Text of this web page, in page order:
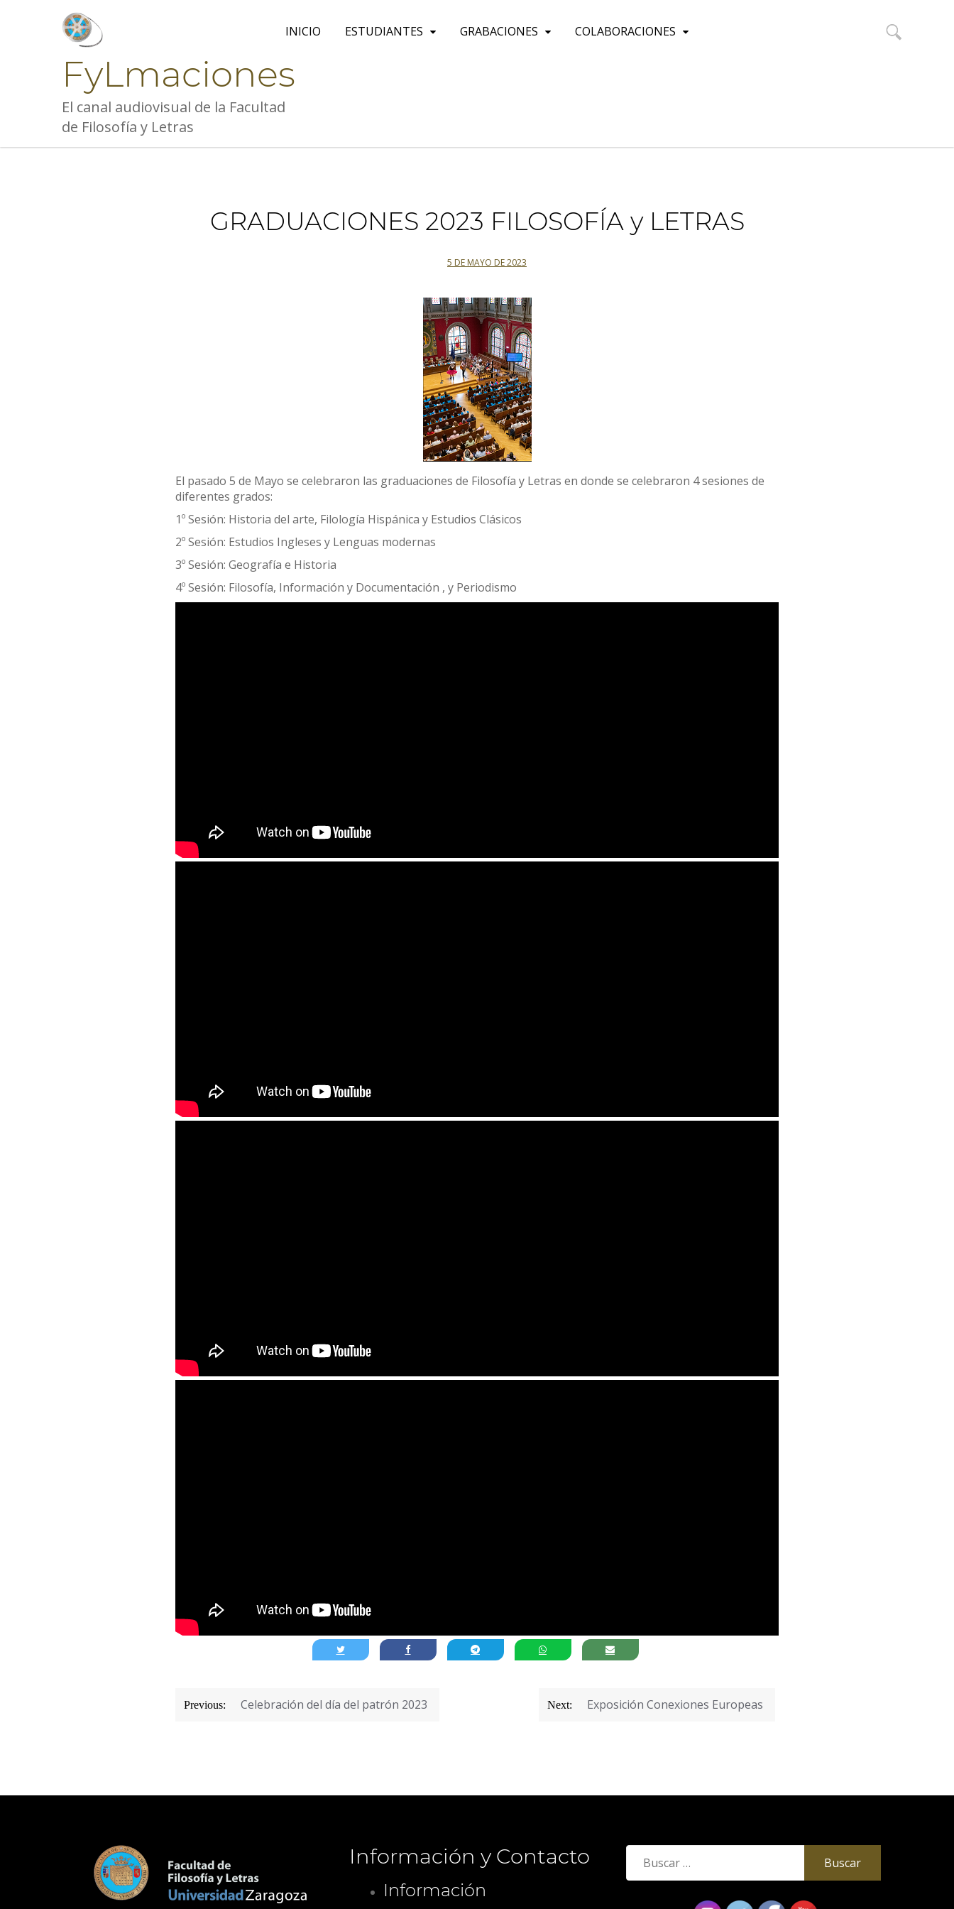
FyLmaciones
El canal audiovisual de la Facultad
de Filosofía y Letras
INICIO ESTUDIANTES GRABACIONES COLABORACIONES
GRADUACIONES 2023 FILOSOFÍA y LETRAS
5 DE MAYO DE 2023
El pasado 5 de Mayo se celebraron las graduaciones de Filosofía y Letras en donde se celebraron 4 sesiones de
diferentes grados:
1º Sesión: Historia del arte, Filología Hispánica y Estudios Clásicos
2º Sesión: Estudios Ingleses y Lenguas modernas
3º Sesión: Geografía e Historia
4º Sesión: Filosofía, Información y Documentación , y Periodismo
Navegación
Previous: Celebración del día del patrón 2023 Next: Exposición Conexiones Europeas
Información y Contacto
Información
Buscar: